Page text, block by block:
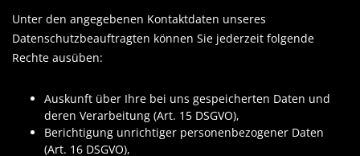
Unter den angegebenen Kontaktdaten unseres
Datenschutzbeauftragten können Sie jederzeit folgende
Rechte ausüben:
Auskunft über Ihre bei uns gespeicherten Daten und
deren Verarbeitung (Art. 15 DSGVO),
Berichtigung unrichtiger personenbezogener Daten
(Art. 16 DSGVO),